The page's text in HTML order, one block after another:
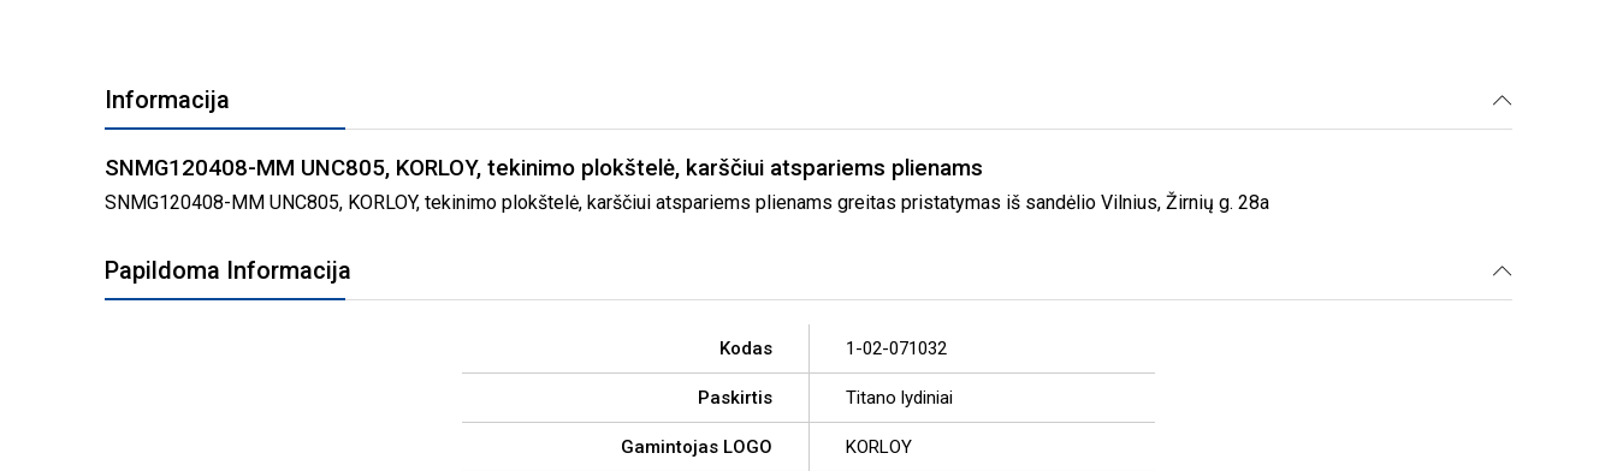
PAVEIKSLĖLIŲ
GALERIJOS
Informacija
SNMG120408-MM UNC805, KORLOY, tekinimo plokštelė, karščiui atspariems plienams
SNMG120408-MM UNC805, KORLOY, tekinimo plokštelė, karščiui atspariems plienams greitas pristatymas iš sandėlio Vilnius, Žirnių g. 28a
Papildoma Informacija
Kodas 1-02-071032
Paskirtis Titano lydiniai
Gamintojas LOGO KORLOY